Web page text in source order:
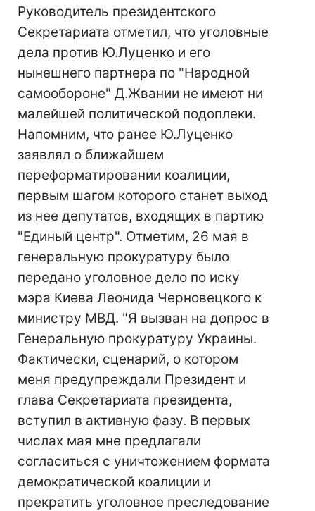
Руководитель президентского
Секретариата отметил, что уголовные
дела против Ю.Луценко и его
нынешнего партнера по "Народной
самообороне" Д.Жвании не имеют ни
малейшей политической подоплеки.
Напомним, что ранее Ю.Луценко
заявлял о ближайшем
переформатировании коалиции,
первым шагом которого станет выход
из нее депутатов, входящих в партию
"Единый центр". Отметим, 26 мая в
генеральную прокуратуру было
передано уголовное дело по иску
мэра Киева Леонида Черновецкого к
министру МВД. "Я вызван на допрос в
Генеральную прокуратуру Украины.
Фактически, сценарий, о котором
меня предупреждали Президент и
глава Секретариата президента,
вступил в активную фазу. В первых
числах мая мне предлагали
согласиться с уничтожением формата
демократической коалиции и
прекратить уголовное преследование